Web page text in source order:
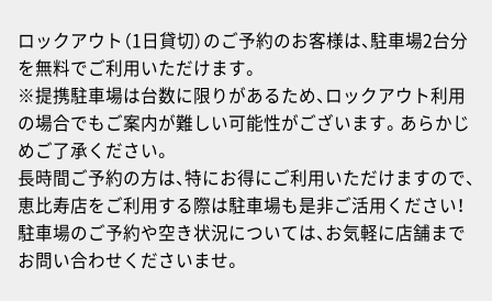
ロックアウト（1日貸切）のご予約のお客様は、駐車場2台分
を無料でご利用いただけます。
※提携駐車場は台数に限りがあるため、ロックアウト利用
の場合でもご案内が難しい可能性がございます。あらかじ
めご了承ください。
長時間ご予約の方は、特にお得にご利用いただけますので、
恵比寿店をご利用する際は駐車場も是非ご活用ください！
駐車場のご予約や空き状況については、お気軽に店舗まで
お問い合わせくださいませ。